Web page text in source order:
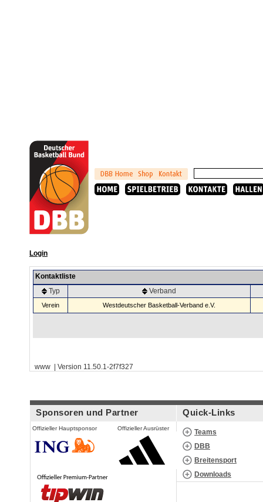
Login
Kontaktliste
Typ
Verband
Verein Westdeutscher Basketball-Verband e.V.
www | Version 11.50.1-2f7f327
Sponsoren und Partner
Offizieller Hauptsponsor Offizieller Ausrüster
Quick-Links
Teams
DBB
Breitensport
Downloads